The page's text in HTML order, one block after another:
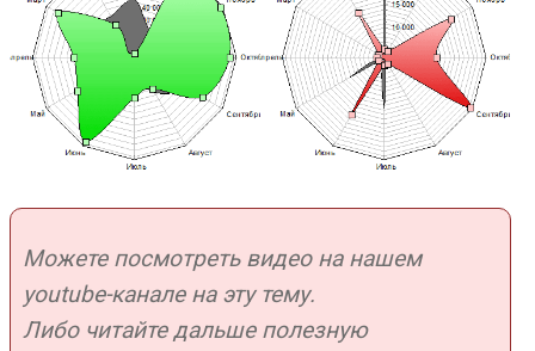
Можете посмотреть видео на нашем
youtube-канале на эту тему.
Либо читайте дальше полезную